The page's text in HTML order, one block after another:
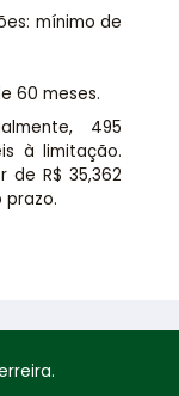
mínimo de
60 meses.
495
à limitação.
de R$ 35,362
prazo.